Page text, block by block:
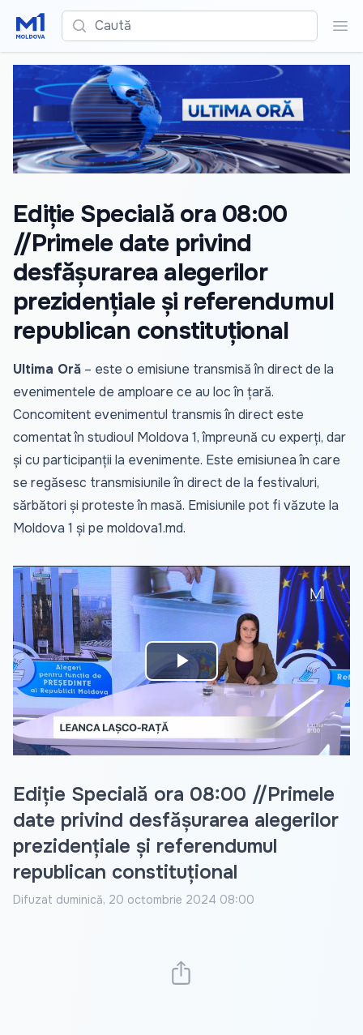
Caută
Ediție Specială ora 08:00
//Primele date privind
desfășurarea alegerilor
prezidențiale și referendumul
republican constituțional
Ultima Oră – este o emisiune transmisă în direct de la
evenimentele de amploare ce au loc în țară.
Concomitent evenimentul transmis în direct este
comentat în studioul Moldova 1, împreună cu experți, dar
și cu participanții la evenimente. Este emisiunea în care
se regăsesc transmisiunile în direct de la festivaluri,
sărbători și proteste în masă. Emisiunile pot fi văzute la
Moldova 1 și pe moldova1.md.
Play
Video
Ediție Specială ora 08:00 //Primele
date privind desfășurarea alegerilor
prezidențiale și referendumul
republican constituțional
Difuzat duminică, 20 octombrie 2024 08:00